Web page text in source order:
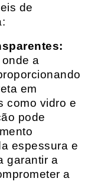
de
a
em
como vidro e
pode
espessura e
garantir a
a